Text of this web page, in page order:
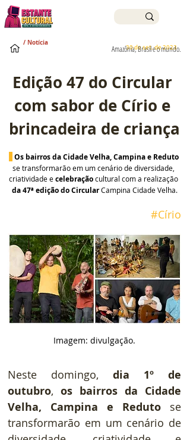
30 de set. de 2023
Amazônia, Brasil e o mundo.
/ Notícia
Edição 47 do Circular
com sabor de Círio e
brincadeira de criança
Os bairros da Cidade Velha, Campina e Reduto
se transformarão em um cenário de diversidade,
criatividade e celebração cultural com a realização
da 47ª edição do Circular Campina Cidade Velha.
#Círio
Imagem: divulgação.
Neste domingo, dia 1º de
outubro, os bairros da Cidade
Velha, Campina e Reduto se
transformarão em um cenário de